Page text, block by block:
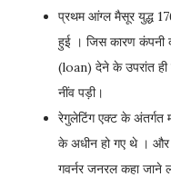
प्रथम आंग्ल मैसूर युद्ध
हुई । जिस कारण कंपनी
(loan) देने के उपरांत ही
नींव पड़ी।
रेगुलेटिंग एक्ट के अंतर्गत
के अधीन हो गए थे । और
गवर्नर जनरल कहा जाने